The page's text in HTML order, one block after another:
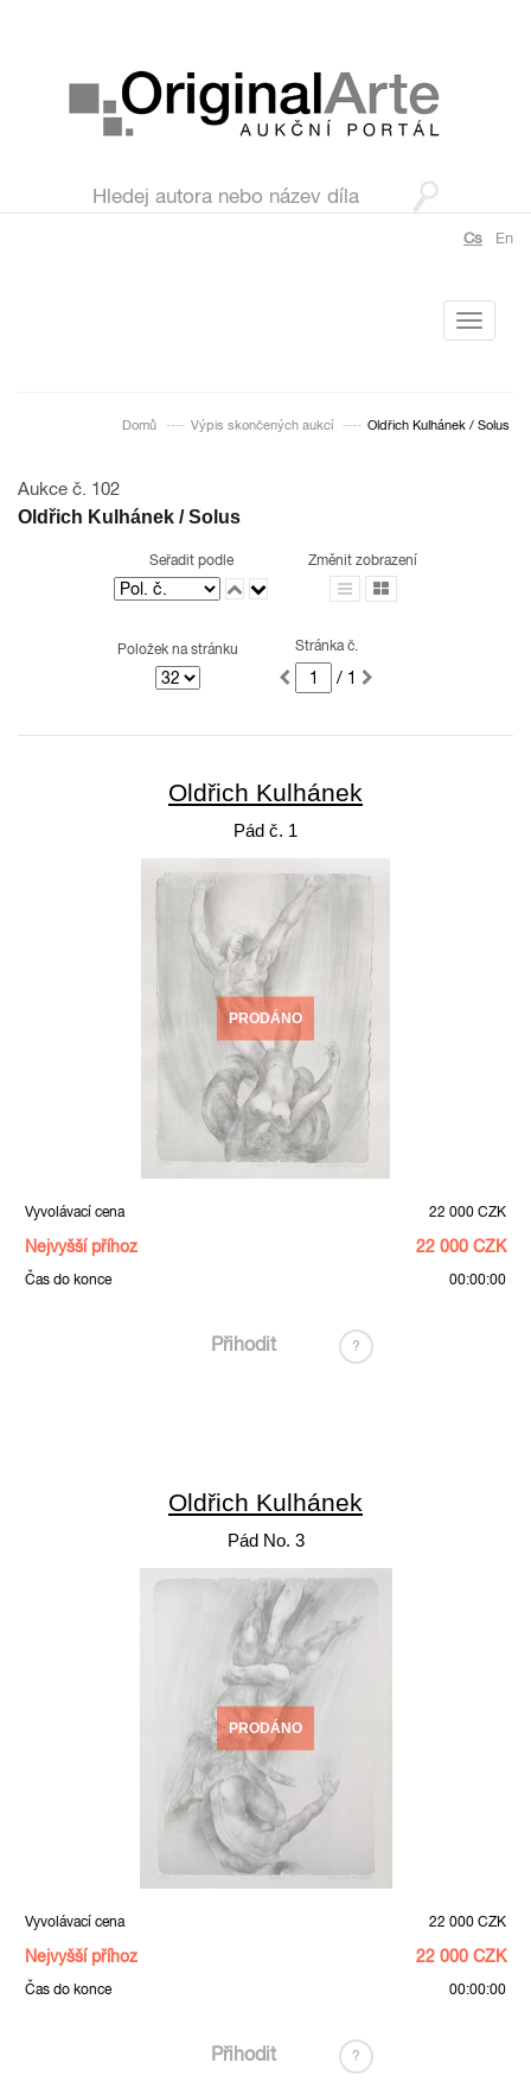
Cs En
Toggle
Domů Výpis skončených aukcí Oldřich Kulhánek / Solus
Aukce č. 102
Oldřich Kulhánek / Solus
Seřadit podle Změnit zobrazení
Položek na stránku Stránka č.
/ 1
Oldřich Kulhánek
Pád č. 1
PRODÁNO
Vyvolávací cena 22 000 CZK
Nejvyšší příhoz 22 000 CZK
Čas do konce 00:00:00
Přihodit ?
Oldřich Kulhánek
Pád No. 3
PRODÁNO
Vyvolávací cena 22 000 CZK
Nejvyšší příhoz 22 000 CZK
Čas do konce 00:00:00
Přihodit ?